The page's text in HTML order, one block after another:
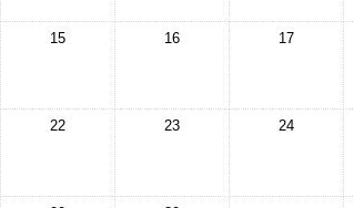
15 16 17
22 23 24